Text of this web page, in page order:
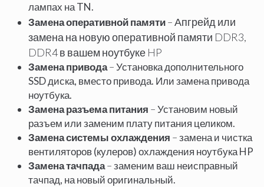
лампах на TN.
Замена оперативной памяти–Апгрейд или
замена на новую оперативной памяти DDR3,
DDR4 в вашем ноутбуке HP
Замена привода–Установка дополнительного
SSD диска, вместо привода. Или замена привода
ноутбука.
Замена разъема питания –Установим новый
разъем или заменим плату питания целиком.
Замена системы охлаждения –замена и чистка
вентиляторов (кулеров) охлаждения ноутбука HP
Замена тачпада–заменим ваш неисправный
тачпад, на новый оригинальный.